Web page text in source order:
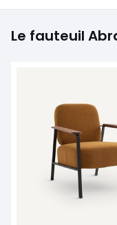
Le fauteuil